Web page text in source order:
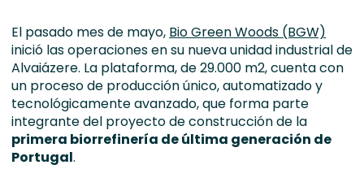
El pasado mes de mayo, Bio Green Woods (BGW)
inició las operaciones en su nueva unidad industrial de
Alvaiázere. La plataforma, de 29.000 m2, cuenta con
un proceso de producción único, automatizado y
tecnológicamente avanzado, que forma parte
integrante del proyecto de construcción de la
primera biorrefinería de última generación de
Portugal.